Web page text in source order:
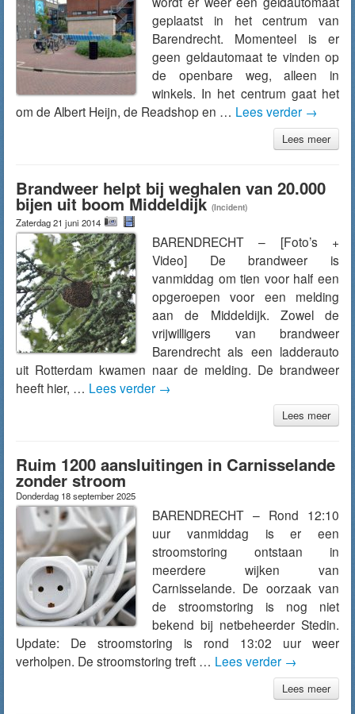
geplaatst in het centrum van
Barendrecht. Momenteel is er
geen geldautomaat te vinden op
de openbare weg, alleen in
winkels. In het centrum gaat het
om de Albert Heijn, de Readshop en … Lees verder →
Lees meer
Brandweer helpt bij weghalen van 20.000
bijen uit boom Middeldijk (Incident)
Zaterdag 21 juni 2014
BARENDRECHT – [Foto’s +
Video] De brandweer is
vanmiddag om tien voor half een
opgeroepen voor een melding
aan de Middeldijk. Zowel de
vrijwilligers van brandweer
Barendrecht als een ladderauto
uit Rotterdam kwamen naar de melding. De brandweer
heeft hier, … Lees verder →
Lees meer
Ruim 1200 aansluitingen in Carnisselande
zonder stroom
Donderdag 18 september 2025
BARENDRECHT – Rond 12:10
uur vanmiddag is er een
stroomstoring ontstaan in
meerdere wijken van
Carnisselande. De oorzaak van
de stroomstoring is nog niet
bekend bij netbeheerder Stedin.
Update: De stroomstoring is rond 13:02 uur weer
verholpen. De stroomstoring treft … Lees verder →
Lees meer